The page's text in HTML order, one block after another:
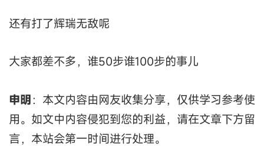
还有打了辉瑞无敌呢
大家都差不多，谁50步谁100步的事儿
申明：本文内容由网友收集分享，仅供学习参考使
用。如文中内容侵犯到您的利益，请在文章下方留
言，本站会第一时间进行处理。